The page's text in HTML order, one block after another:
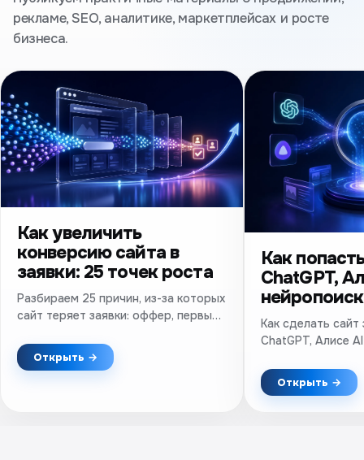
рекламе, SEO, аналитике, маркетплейсах и росте
бизнеса.
Как увеличить
конверсию сайта в
заявки: 25 точек роста
Разбираем 25 причин, из-за которых
сайт теряет заявки: оффер, первый
версия, скорость и аналитика.
Практический чек-лист.
Открыть →
Как
ChatGPT,
Как сделать
ChatGPT, Алисе
упоминания и
результатов.
Открыть →